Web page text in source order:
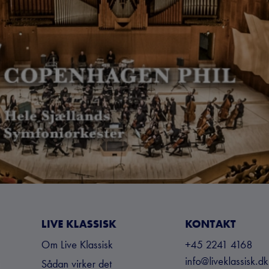
LIVE KLASSISK
Om Live Klassisk
Sådan virker det
KONTAKT
+45 2241 4168
info@liveklassisk.dk